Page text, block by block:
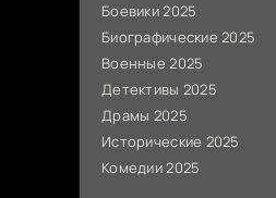
Боевики 2025
Биографические 2025
Военные 2025
Детективы 2025
Драмы 2025
Исторические 2025
Комедии 2025